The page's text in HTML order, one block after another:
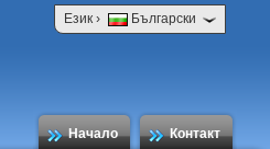
Език › Български
Начало Контакт